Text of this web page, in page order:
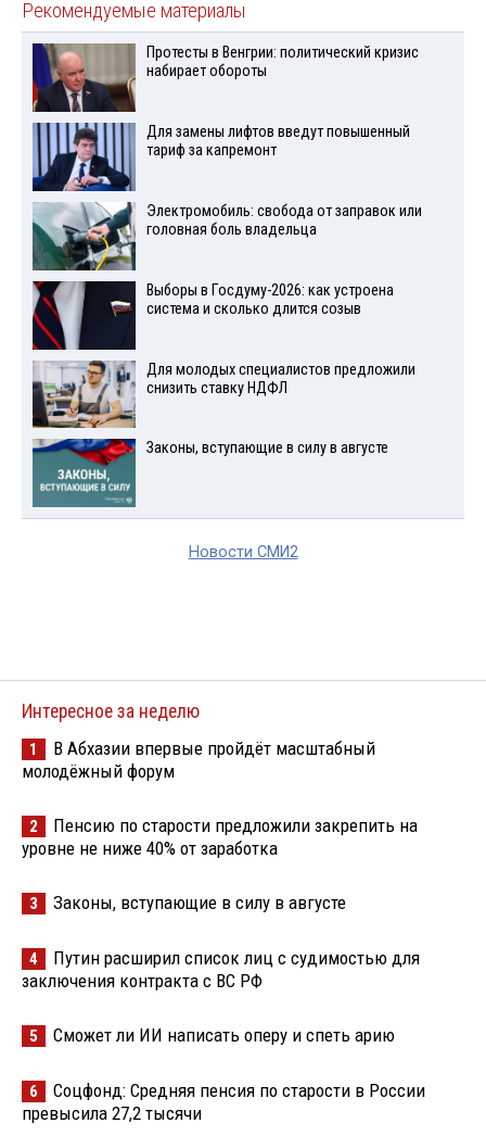
Рекомендуемые материалы
Протесты в Венгрии: политический кризис
набирает обороты
Для замены лифтов введут повышенный
тариф за капремонт
Электромобиль: свобода от заправок или
головная боль владельца
Выборы в Госдуму-2026: как устроена
система и сколько длится созыв
Для молодых специалистов предложили
снизить ставку НДФЛ
Законы, вступающие в силу в августе
Новости СМИ2
Интересное за неделю
1
В Абхазии впервые пройдёт масштабный
молодёжный форум
2
Пенсию по старости предложили закрепить на
уровне не ниже 40% от заработка
3 Законы, вступающие в силу в августе
4
Путин расширил список лиц с судимостью для
заключения контракта с ВС РФ
5 Сможет ли ИИ написать оперу и спеть арию
6
Соцфонд: Средняя пенсия по старости в России
превысила 27,2 тысячи